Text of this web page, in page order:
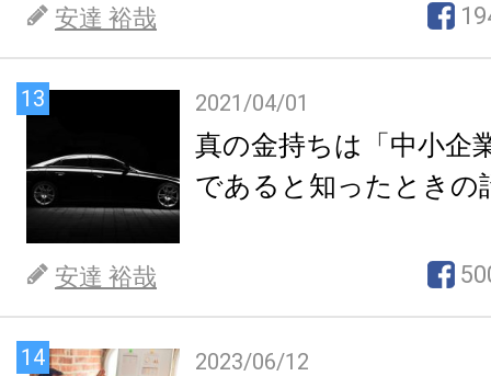
安達 裕哉
13 2021/04/01
真の金持ちは「中小企
であると知ったときの
安達 裕哉
14 2023/06/12